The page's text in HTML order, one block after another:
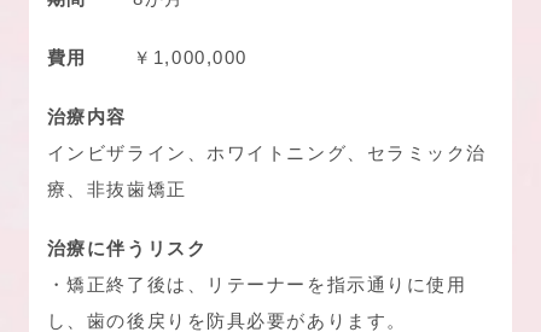
費用 ￥1,000,000
治療内容
インビザライン、ホワイトニング、セラミック治
療、非抜歯矯正
治療に伴うリスク
・矯正終了後は、リテーナーを指示通りに使用
し、歯の後戻りを防具必要があります。